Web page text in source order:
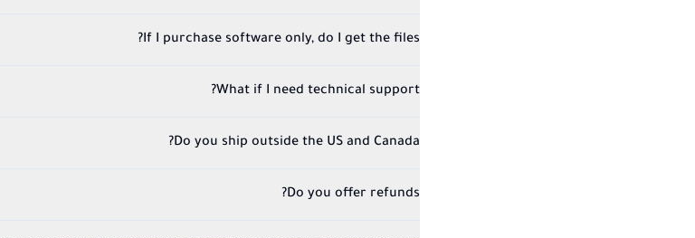
If I purchase software only, do I get the files?
What if I need technical support?
Do you ship outside the US and Canada?
Do you offer refunds?